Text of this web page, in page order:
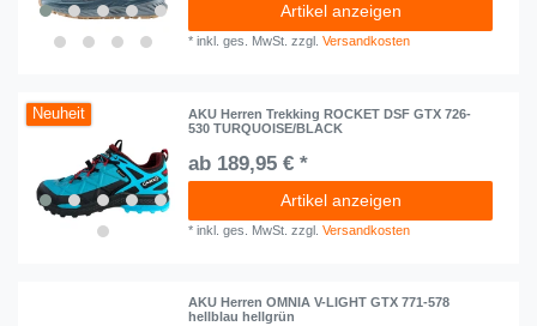
Artikel anzeigen
*inkl. ges. MwSt. zzgl.Versandkosten
Neuheit
AKU Herren Trekking ROCKET DSF GTX 726-
530 TURQUOISE/BLACK
ab 189,95 € *
Artikel anzeigen
*inkl. ges. MwSt. zzgl.Versandkosten
AKU Herren OMNIA V-LIGHT GTX 771-578
hellblau hellgrün